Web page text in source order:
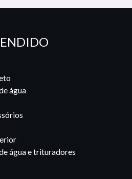
água
água e trituradores